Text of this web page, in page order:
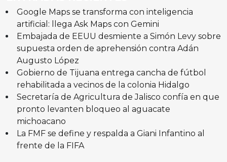
Google Maps se transforma con inteligencia
artificial: llega Ask Maps con Gemini
Embajada de EEUU desmiente a Simón Levy sobre
supuesta orden de aprehensión contra Adán
Augusto López
Gobierno de Tijuana entrega cancha de fútbol
rehabilitada a vecinos de la colonia Hidalgo
Secretaría de Agricultura de Jalisco confía en que
pronto levanten bloqueo al aguacate
michoacano
La FMF se define y respalda a Giani Infantino al
frente de la FIFA